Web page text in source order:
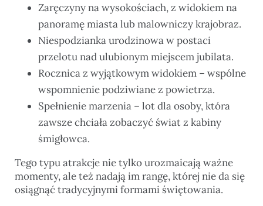
Zaręczyny na wysokościach, z widokiem na
panoramę miasta lub malowniczy krajobraz.
Niespodzianka urodzinowa w postaci
przelotu nad ulubionym miejscem jubilata.
Rocznica z wyjątkowym widokiem – wspólne
wspomnienie podziwiane z powietrza.
Spełnienie marzenia – lot dla osoby, która
zawsze chciała zobaczyć świat z kabiny
śmigłowca.
Tego typu atrakcje nie tylko urozmaicają ważne
momenty, ale też nadają im rangę, której nie da się
osiągnąć tradycyjnymi formami świętowania.